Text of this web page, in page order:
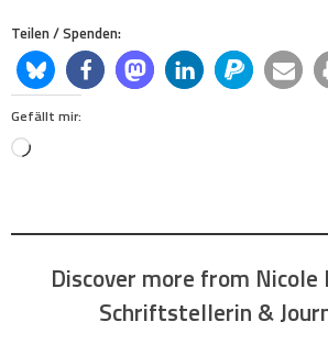
Teilen / Spenden:
Gefällt mir:
Loading…
Discover more from Nicole
Schriftstellerin &